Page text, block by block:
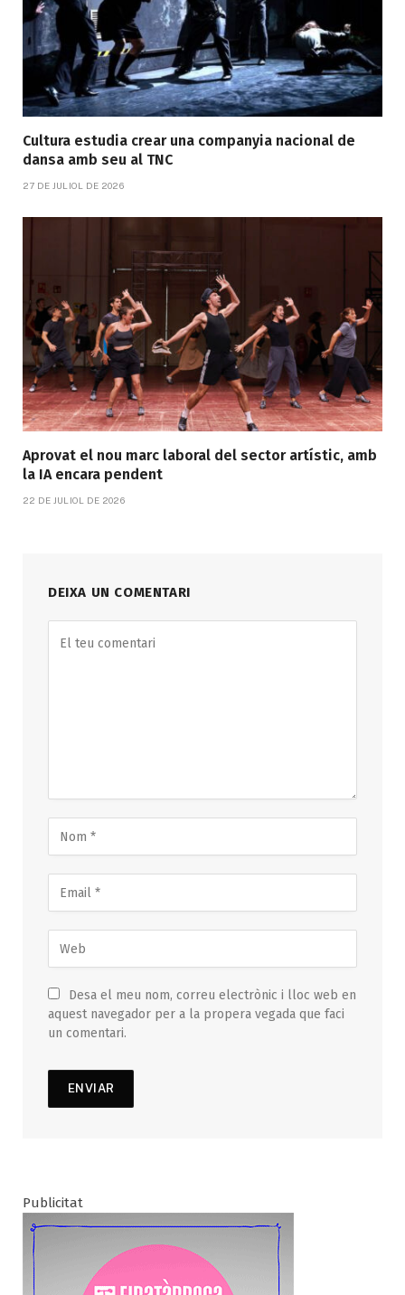
Cultura estudia crear una companyia nacional de
dansa amb seu al TNC
27 DE JULIOL DE 2026
Aprovat el nou marc laboral del sector artístic, amb
la IA encara pendent
22 DE JULIOL DE 2026
DEIXA UN COMENTARI
Desa el meu nom, correu electrònic i lloc web en
aquest navegador per a la propera vegada que faci
un comentari.
Publicitat